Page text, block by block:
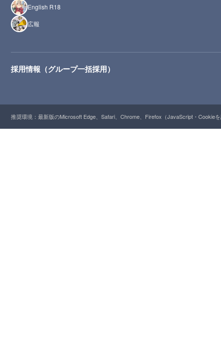
English R18
広報
採用情報（グループ一括採用）
推奨環境：最新版のMicrosoft Edge、Safari、Chrome、Firefox（JavaScript・Cookie